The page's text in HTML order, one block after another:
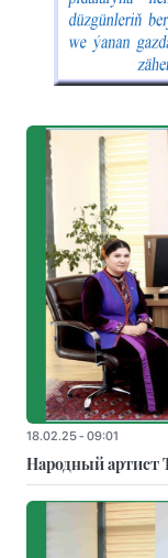
18.02.25 - 09:01
Народный артист